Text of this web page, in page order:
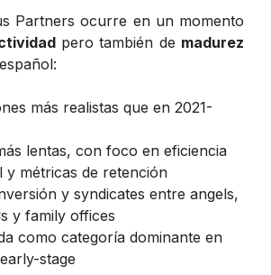
Partners ocurre en un momento
pero también de madurez
más realistas que en 2021-
lentas, con foco en eficiencia
y métricas de retención
y syndicates entre angels,
y family offices
como categoría dominante en
stage